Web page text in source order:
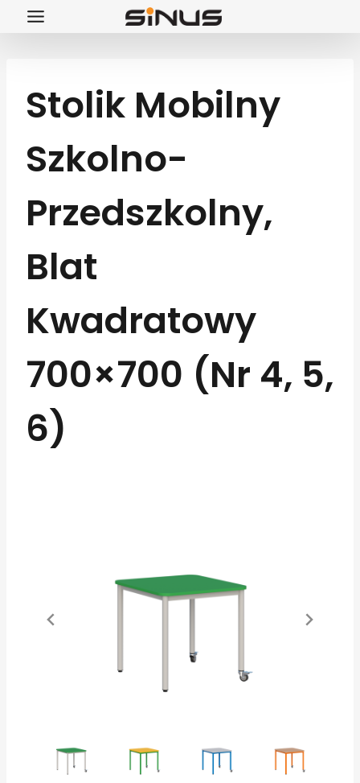
Przejdź
Stolik Mobilny
Szkolno-
Przedszkolny,
Blat
Kwadratowy
700×700 (Nr 4, 5,
6)